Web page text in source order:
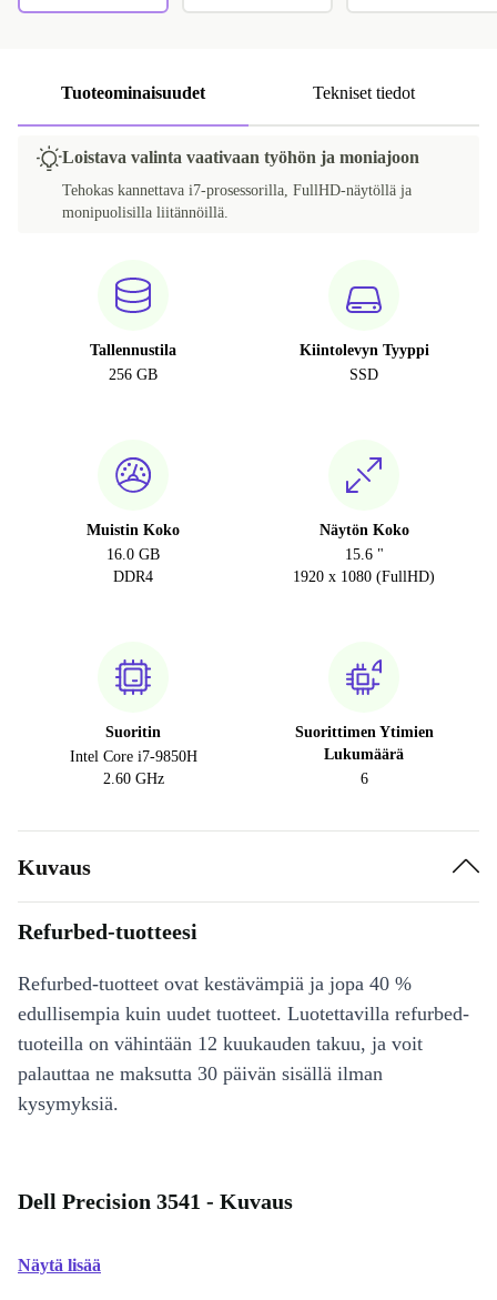
Tuoteominaisuudet Tekniset tiedot
Loistava valinta vaativaan työhön ja moniajoon
Tehokas kannettava i7-prosessorilla, FullHD-näytöllä ja
monipuolisilla liitännöillä.
Tallennustila
256 GB
Kiintolevyn Tyyppi
SSD
Muistin Koko
16.0 GB
DDR4
Näytön Koko
15.6 "
1920 x 1080 (FullHD)
Suoritin
Intel Core i7-9850H
2.60 GHz
Suorittimen Ytimien
Lukumäärä
6
Kuvaus
Refurbed-tuotteesi
Refurbed-tuotteet ovat kestävämpiä ja jopa 40 %
edullisempia kuin uudet tuotteet. Luotettavilla refurbed-
tuoteilla on vähintään 12 kuukauden takuu, ja voit
palauttaa ne maksutta 30 päivän sisällä ilman
kysymyksiä.
Dell Precision 3541 - Kuvaus
Näytä lisää